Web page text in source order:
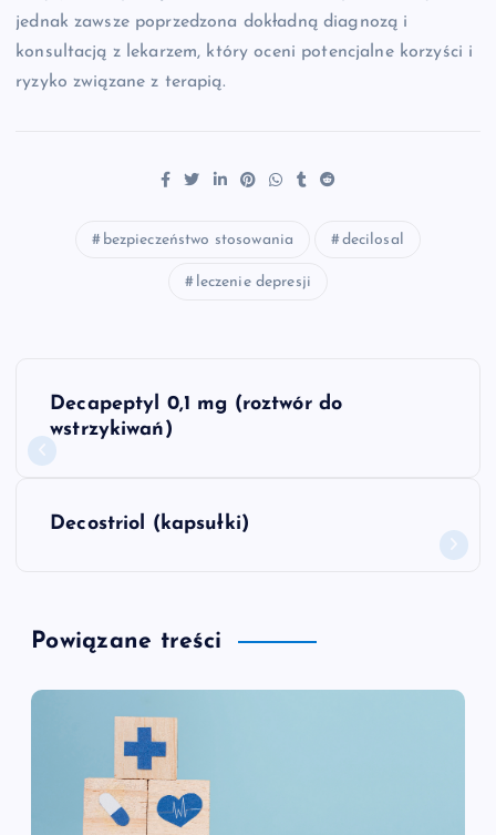
jednak zawsze poprzedzona dokładną diagnozą i
konsultacją z lekarzem, który oceni potencjalne korzyści i
ryzyko związane z terapią.
bezpieczeństwo stosowania decilosal
leczenie depresji
N
a
a
c
Decapeptyl 0,1 mg (roztwór do
wstrzykiwań)
Decostriol (kapsułki)
Powiązane treści